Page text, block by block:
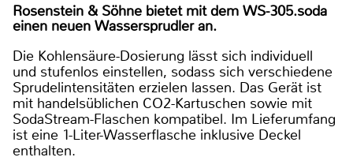
Rosenstein & Söhne bietet mit dem WS-305.soda
einen neuen Wassersprudler an.
Die Kohlensäure-Dosierung lässt sich individuell
und stufenlos einstellen, sodass sich verschiedene
Sprudelintensitäten erzielen lassen. Das Gerät ist
mit handelsüblichen CO2-Kartuschen sowie mit
SodaStream-Flaschen kompatibel. Im Lieferumfang
ist eine 1-Liter-Wasserflasche inklusive Deckel
enthalten.